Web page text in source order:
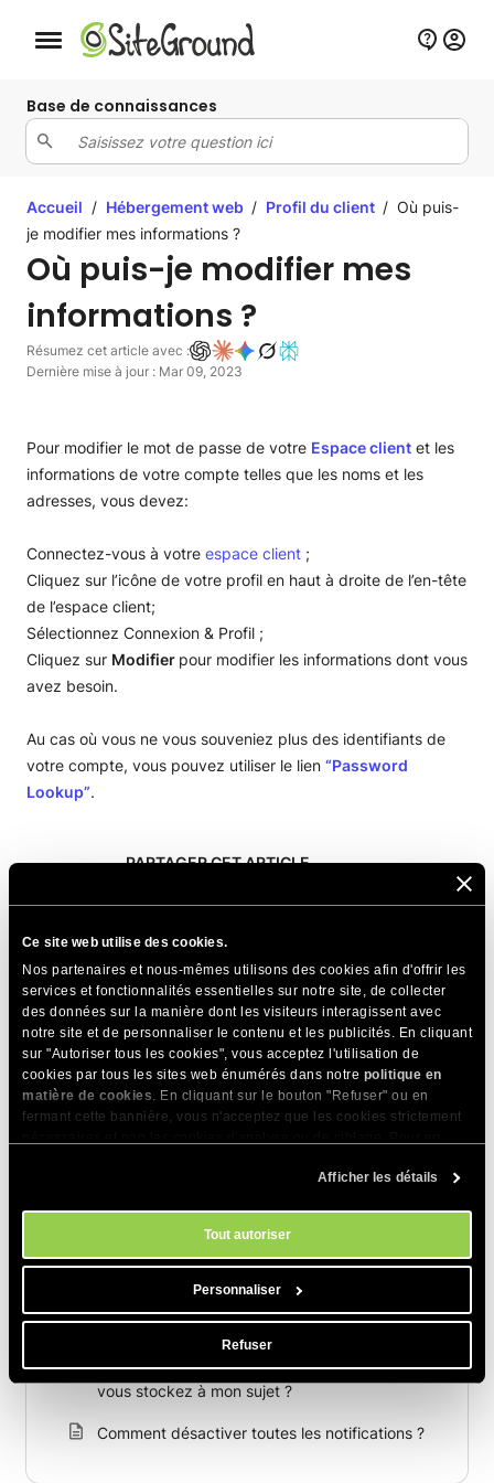
Ce site web utilise des cookies.
Nos partenaires et nous-mêmes utilisons des cookies afin d'offrir les
services et fonctionnalités essentielles sur notre site, de collecter
des données sur la manière dont les visiteurs interagissent avec
notre site et de personnaliser le contenu et les publicités. En cliquant
sur "Autoriser tous les cookies", vous acceptez l'utilisation de
cookies par tous les sites web énumérés dans notre politique en
matière de cookies. En cliquant sur le bouton "Refuser" ou en
fermant cette bannière, vous n'acceptez que les cookies strictement
. Vous pouvez gérer vos préférences
Afficher les détails
Tout autoriser
Personnaliser
Refuser
Bouton de navigation mobile
Base de connaissances
Accueil / Hébergement web / Profil du client / Où puis-
je modifier mes informations ?
Où puis-je modifier mes
informations ?
Résumez cet article avec :
Dernière mise à jour : Mar 09, 2023
Pour modifier le mot de passe de votre Espace client et les
informations de votre compte telles que les noms et les
adresses, vous devez:
Connectez-vous à votre espace client ;
Cliquez sur l’icône de votre profil en haut à droite de l’en-tête
de l’espace client;
Sélectionnez Connexion & Profil ;
Cliquez sur Modifier pour modifier les informations dont vous
avez besoin.
Au cas où vous ne vous souveniez plus des identifiants de
votre compte, vous pouvez utiliser le lien “Password
Lookup”.
PARTAGER CET ARTICLE
Articles Connexes
Comment se connecter à votre Espace Client
de SiteGround avec votre profil Apple
Comment vous connecter à votre Espace
Client de SiteGround avec votre compte
Comment mettre à jour les informations de
mon compte SiteGround ?
Comment puis -je changer mon nom d'
utilisateur ?
Puis-je exporter les données personnelles que
vous stockez à mon sujet ?
Comment désactiver toutes les notifications ?